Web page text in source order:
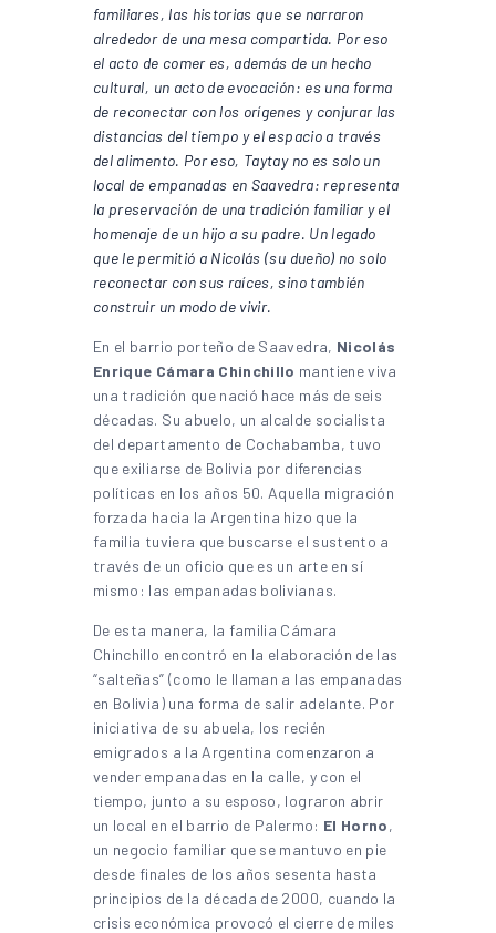
familiares, las historias que se narraron
alrededor de una mesa compartida. Por eso
el acto de comer es, además de un hecho
cultural, un acto de evocación: es una forma
de reconectar con los orígenes y conjurar las
distancias del tiempo y el espacio a través
del alimento. Por eso, Taytay no es solo un
local de empanadas en Saavedra: representa
la preservación de una tradición familiar y el
homenaje de un hijo a su padre. Un legado
que le permitió a Nicolás (su dueño) no solo
reconectar con sus raíces, sino también
construir un modo de vivir.
En el barrio porteño de Saavedra, Nicolás
Enrique Cámara Chinchillo mantiene viva
una tradición que nació hace más de seis
décadas. Su abuelo, un alcalde socialista
del departamento de Cochabamba, tuvo
que exiliarse de Bolivia por diferencias
políticas en los años 50. Aquella migración
forzada hacia la Argentina hizo que la
familia tuviera que buscarse el sustento a
través de un oficio que es un arte en sí
mismo: las empanadas bolivianas.
De esta manera, la familia Cámara
Chinchillo encontró en la elaboración de las
“salteñas” (como le llaman a las empanadas
en Bolivia) una forma de salir adelante. Por
iniciativa de su abuela, los recién
emigrados a la Argentina comenzaron a
vender empanadas en la calle, y con el
tiempo, junto a su esposo, lograron abrir
un local en el barrio de Palermo: El Horno,
un negocio familiar que se mantuvo en pie
desde finales de los años sesenta hasta
principios de la década de 2000, cuando la
crisis económica provocó el cierre de miles